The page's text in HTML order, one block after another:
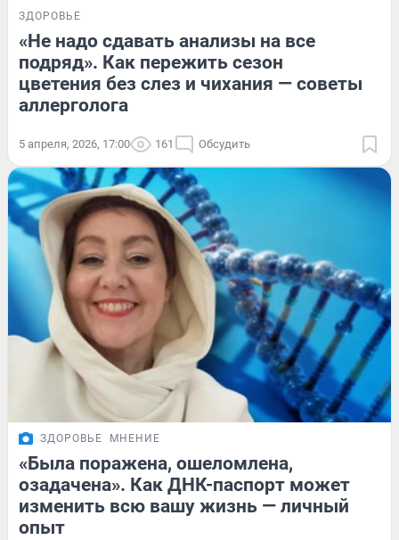
ЗДОРОВЬЕ
«Не надо сдавать анализы на все
подряд». Как пережить сезон
цветения без слез и чихания — советы
аллерголога
5 апреля, 2026, 17:00 161 Обсудить
ЗДОРОВЬЕ МНЕНИЕ
«Была поражена, ошеломлена,
озадачена». Как ДНК-паспорт может
изменить всю вашу жизнь — личный
опыт